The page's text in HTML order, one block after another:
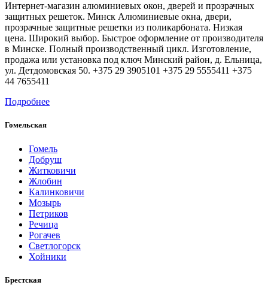
Интернет-магазин алюминиевых окон, дверей и прозрачных
защитных решеток. Минск Алюминиевые окна, двери,
прозрачные защитные решетки из поликарбоната. Низкая
цена. Широкий выбор. Быстрое оформление от производителя
в Минске. Полный производственный цикл. Изготовление,
продажа или установка под ключ Минский район, д. Ельница,
ул. Детдомовская 50. +375 29 3905101 +375 29 5555411 +375
44 7655411
Подробнее
Гомельская
Гомель
Добруш
Житковичи
Жлобин
Калинковичи
Мозырь
Петриков
Речица
Рогачев
Светлогорск
Хойники
Брестская